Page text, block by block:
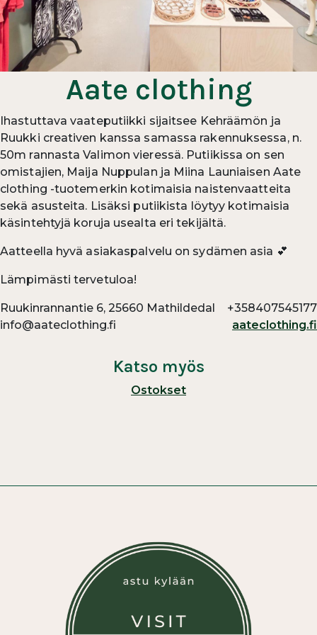
Aate clothing
Ihastuttava vaateputiikki sijaitsee Kehräämön ja
Ruukki creativen kanssa samassa rakennuksessa, n.
50m rannasta Valimon vieressä. Putiikissa on sen
omistajien, Maija Nuppulan ja Miina Launiaisen Aate
clothing -tuotemerkin kotimaisia naistenvaatteita
sekä asusteita. Lisäksi putiikista löytyy kotimaisia
käsintehtyjä koruja usealta eri tekijältä.
Aatteella hyvä asiakaspalvelu on sydämen asia 💕
Lämpimästi tervetuloa!
Ruukinrannantie 6, 25660 Mathildedal
+358407545177
info@aateclothing.fi
aateclothing.fi
Katso myös
Ostokset